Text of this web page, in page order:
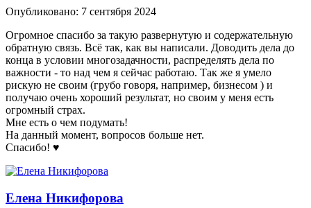
Опубликовано: 7 сентября 2024
Огромное спасибо за такую развернутую и содержательную
обратную связь. Всё так, как вы написали. Доводить дела до
конца в условии многозадачности, распределять дела по
важности - то над чем я сейчас работаю. Так же я умело
рискую не своим (грубо говоря, например, бизнесом ) и
получаю очень хороший результат, но своим у меня есть
огромный страх.
Мне есть о чем подумать!
На данный момент, вопросов больше нет.
Спасибо! ♥️
Елена Никифорова